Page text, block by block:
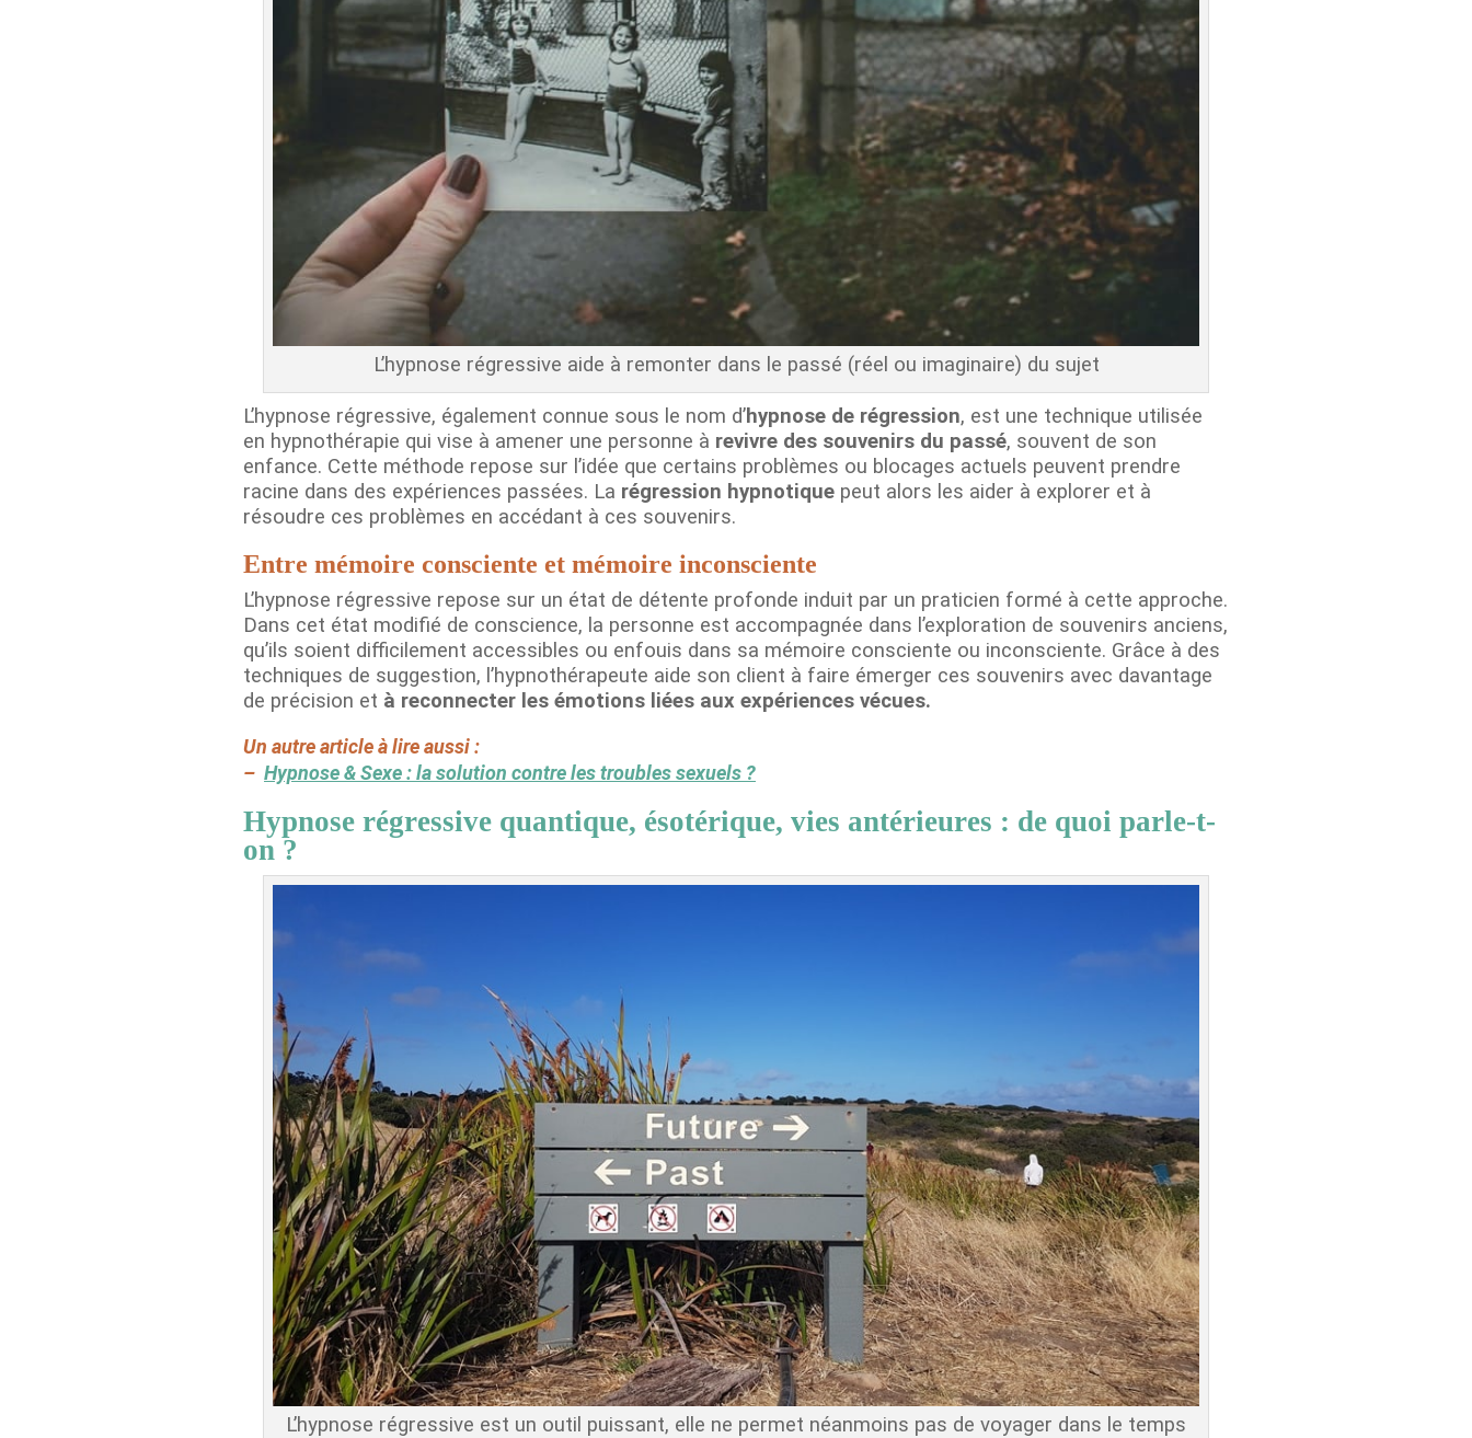
L’hypnose régressive aide à remonter dans le passé (réel ou imaginaire) du sujet
L’hypnose régressive, également connue sous le nom d’hypnose de régression, est une technique utilisée
en hypnothérapie qui vise à amener une personne à revivre des souvenirs du passé, souvent de son
enfance. Cette méthode repose sur l’idée que certains problèmes ou blocages actuels peuvent prendre
racine dans des expériences passées. La régression hypnotique peut alors les aider à explorer et à
résoudre ces problèmes en accédant à ces souvenirs.
Entre mémoire consciente et mémoire inconsciente
L’hypnose régressive repose sur un état de détente profonde induit par un praticien formé à cette approche.
Dans cet état modifié de conscience, la personne est accompagnée dans l’exploration de souvenirs anciens,
qu’ils soient difficilement accessibles ou enfouis dans sa mémoire consciente ou inconsciente. Grâce à des
techniques de suggestion, l’hypnothérapeute aide son client à faire émerger ces souvenirs avec davantage
de précision et à reconnecter les émotions liées aux expériences vécues.
Un autre article à lire aussi :
– Hypnose & Sexe : la solution contre les troubles sexuels ?
Hypnose régressive quantique, ésotérique, vies antérieures : de quoi parle-t-
on ?
L’hypnose régressive est un outil puissant, elle ne permet néanmoins pas de voyager dans le temps